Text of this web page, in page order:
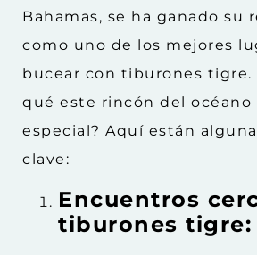
Bahamas, se ha ganado su
como uno de los mejores
bucear con tiburones tigre.
qué este rincón del océano
especial? Aquí están
clave:
Encuentros
tiburones tigre: